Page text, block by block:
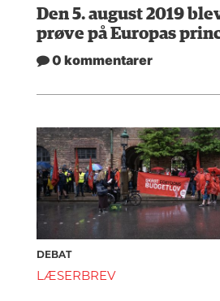
Den 5. august 2019
prøve på Europas
0 kommentarer
DEBAT
LÆSERBREV